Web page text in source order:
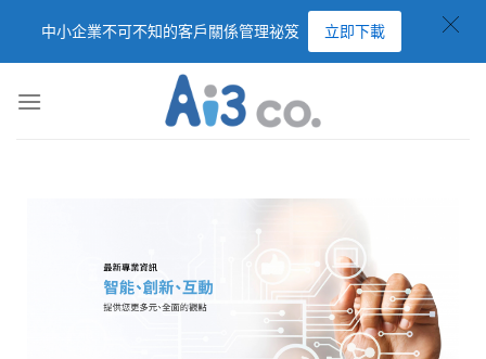
中小企業不可不知的客戶關係管理祕笈 立即下載